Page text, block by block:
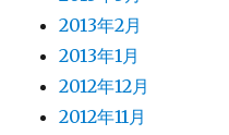
2013年2月
2013年1月
2012年12月
2012年11月